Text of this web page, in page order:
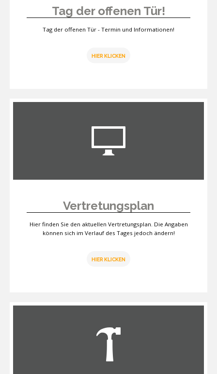
Tag der offenen Tür!
Tag der offenen Tür - Termin und Informationen!
HIER KLICKEN
Vertretungsplan
Hier finden Sie den aktuellen Vertretungsplan. Die Angaben
können sich im Verlauf des Tages jedoch ändern!
HIER KLICKEN